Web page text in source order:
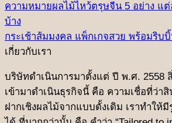
ความหมายผลไม้ไหว้ตรุษจีน 5 อย่าง แ
บ้าง
กระเช้าส้มมงคล แพ็กเกจสวย พร้อมริบ
เกี่ยวกับเรา
บริษัทดําเนินการมาตั้งแต่ ปี พ.ศ. 2558
เข้ามาดําเนินธุรกิจนี้ คือ ความเชื่อที่ว่า
ฝากเชิงผลไม้จากแบบดั้งเดิม เราทำใ